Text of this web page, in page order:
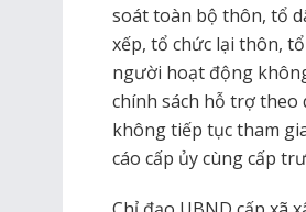
soát toàn bộ thôn, tổ
xếp, tổ chức lại thôn,
người hoạt động
chính sách hỗ trợ theo
không tiếp tục tham
cáo cấp ủy cùng cấp